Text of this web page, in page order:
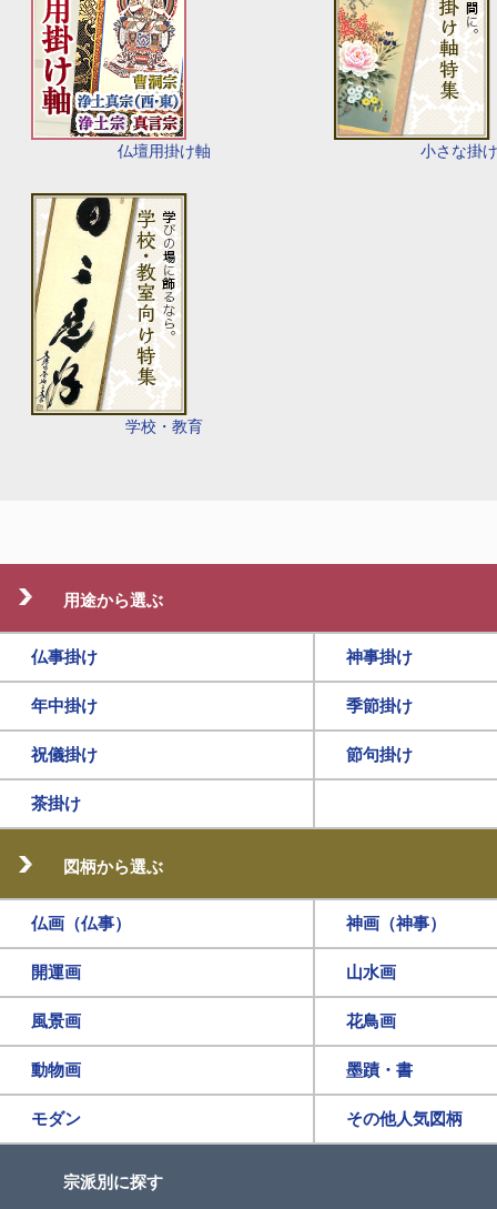
仏壇用掛け軸 小さな掛
学校・教育
用途から選ぶ
仏事掛け 神事掛け
年中掛け 季節掛け
祝儀掛け 節句掛け
茶掛け
図柄から選ぶ
仏画（仏事） 神画（神事）
開運画 山水画
風景画 花鳥画
動物画 墨蹟・書
モダン その他人気図柄
宗派別に探す